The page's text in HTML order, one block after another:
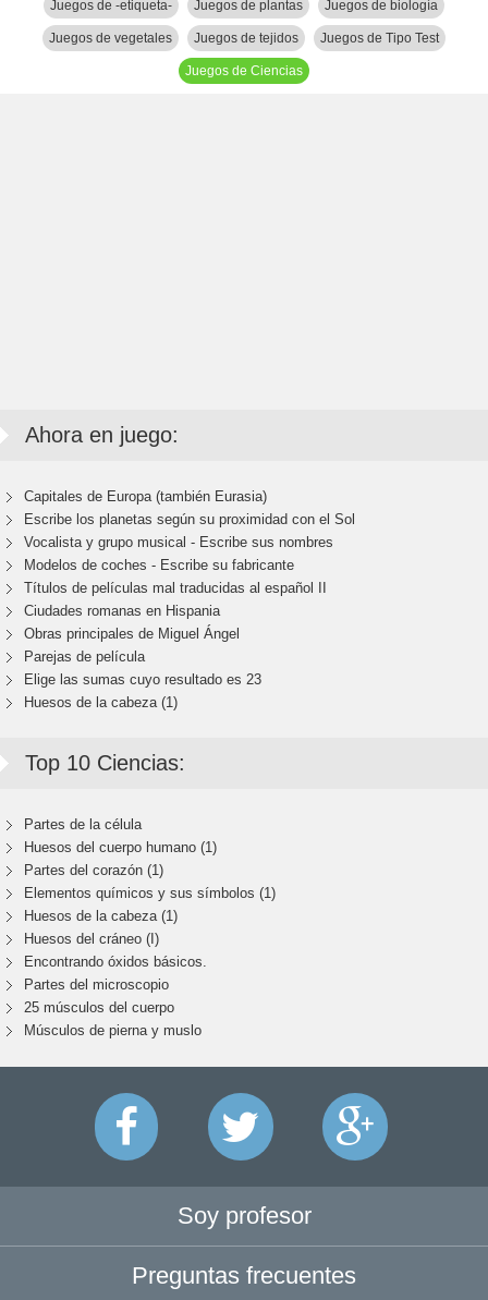
Juegos de -etiqueta- Juegos de plantas Juegos de biología
Juegos de vegetales Juegos de tejidos Juegos de Tipo Test
Juegos de Ciencias
Ahora en juego:
Capitales de Europa (también Eurasia)
Escribe los planetas según su proximidad con el Sol
Vocalista y grupo musical - Escribe sus nombres
Modelos de coches - Escribe su fabricante
Títulos de películas mal traducidas al español II
Ciudades romanas en Hispania
Obras principales de Miguel Ángel
Parejas de película
Elige las sumas cuyo resultado es 23
Huesos de la cabeza (1)
Top 10 Ciencias:
Partes de la célula
Huesos del cuerpo humano (1)
Partes del corazón (1)
Elementos químicos y sus símbolos (1)
Huesos de la cabeza (1)
Huesos del cráneo (I)
Encontrando óxidos básicos.
Partes del microscopio
25 músculos del cuerpo
Músculos de pierna y muslo
Soy profesor
Preguntas frecuentes